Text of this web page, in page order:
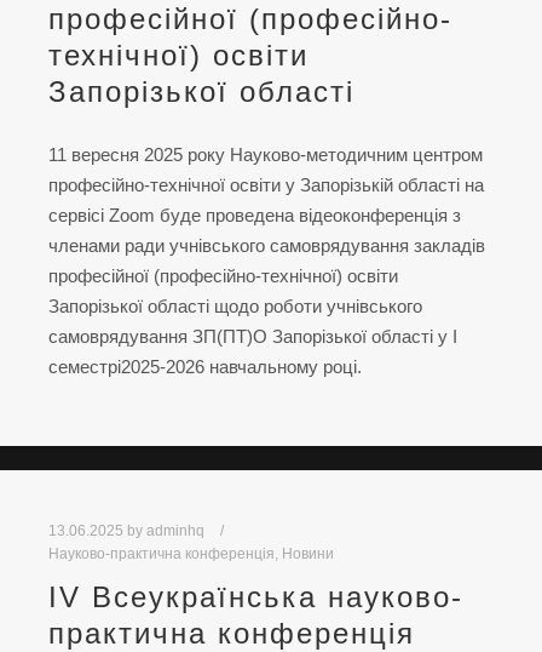
професійної (професійно-
технічної) освіти
Запорізької області
11 вересня 2025 року Науково-методичним центром
професійно-технічної освіти у Запорізькій області на
сервісі Zoom буде проведена відеоконференція з
членами ради учнівського самоврядування закладів
професійної (професійно-технічної) освіти
Запорізької області щодо роботи учнівського
самоврядування ЗП(ПТ)О Запорізької області у І
семестрі2025-2026 навчальному році.
13.06.2025 by adminhq
Науково-практична конференція
Новини
IV Всеукраїнська науково-
практична конференція